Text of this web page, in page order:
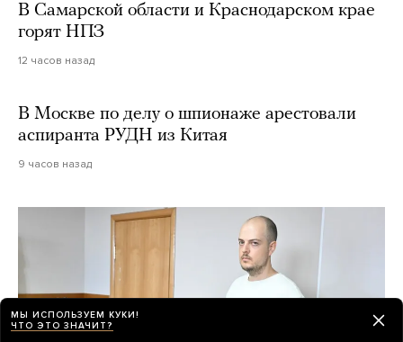
В Самарской области и Краснодарском крае
горят НПЗ
12 часов назад
В Москве по делу о шпионаже арестовали
аспиранта РУДН из Китая
9 часов назад
МЫ ИСПОЛЬЗУЕМ КУКИ!
ЧТО ЭТО ЗНАЧИТ?